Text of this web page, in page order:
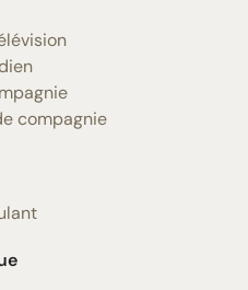
compagnie